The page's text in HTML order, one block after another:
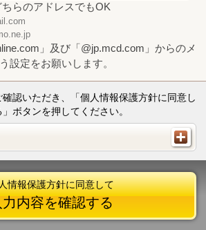
らのアドレスでもOK
」及び「@jp.mcd.com」からのメ
設定をお願いします。
認いただき、「個人情報保護方針に同意し
ボタンを押してください。
情報保護方針に同意して
力内容を確認する